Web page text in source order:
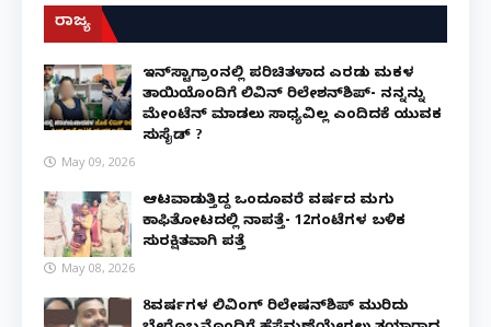
ರಾಜ್ಯ
ಇನ್​ಸ್ಟಾಗ್ರಾಂನಲ್ಲಿ ಪರಿಚಿತಳಾದ ಎರಡು ಮಕ್ಕಳ
ತಾಯಿಯೊಂದಿಗೆ ಲಿವಿನ್ ರಿಲೇಶನ್​ಶಿಪ್- ನನ್ನನ್ನು
ಮೇಂಟೆನ್ ಮಾಡಲು ಸಾಧ್ಯವಿಲ್ಲ ಎಂದಿದಕ್ಕೆ ಯುವಕ
ಸುಸೈಡ್ ?
May 09, 2026
ಆಟವಾಡುತ್ತಿದ್ದ ಒಂದೂವರೆ ವರ್ಷದ ಮಗು
ಕಾಫಿತೋಟದಲ್ಲಿ ನಾಪತ್ತೆ- 12ಗಂಟೆಗಳ ಬಳಿಕ
ಸುರಕ್ಷಿತವಾಗಿ ಪತ್ತೆ
May 08, 2026
8ವರ್ಷಗಳ ಲಿವಿಂಗ್‌ ರಿಲೇಷನ್‌ಶಿಪ್ ಮುರಿದು